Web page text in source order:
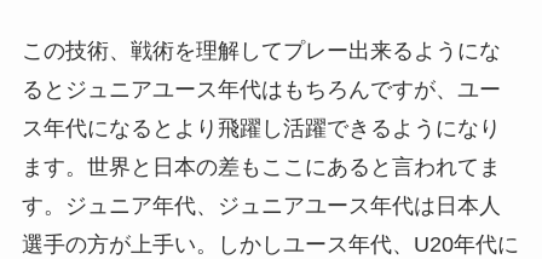
この技術、戦術を理解してプレー出来るようにな
るとジュニアユース年代はもちろんですが、ユー
ス年代になるとより飛躍し活躍できるようになり
ます。世界と日本の差もここにあると言われてま
す。ジュニア年代、ジュニアユース年代は日本人
選手の方が上手い。しかしユース年代、U20年代に